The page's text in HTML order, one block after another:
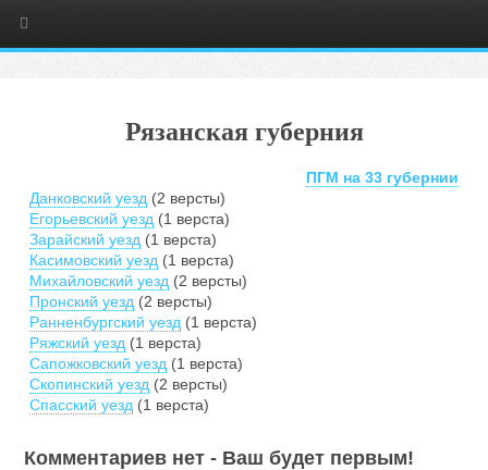
Рязанская губерния
ПГМ на 33 губернии
Данковский уезд (2 версты)
Егорьевский уезд (1 верста)
Зарайский уезд (1 верста)
Касимовский уезд (1 верста)
Михайловский уезд (2 версты)
Пронский уезд (2 версты)
Ранненбургский уезд (1 верста)
Ряжский уезд (1 верста)
Сапожковский уезд (1 верста)
Скопинский уезд (2 версты)
Спасский уезд (1 верста)
Комментариев нет - Ваш будет первым!